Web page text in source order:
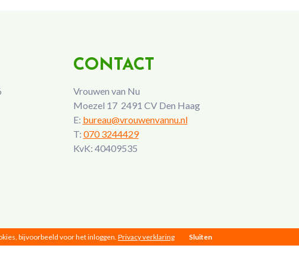
CONTACT
Vrouwen van Nu
Moezel 17 2491 CV Den Haag
E: bureau@vrouwenvannu.nl
T: 070 3244429
KvK: 40409535
bijvoorbeeld voor het inloggen. Privacy verklaring Sluiten